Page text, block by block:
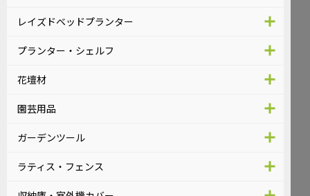
レイズドベッドプランター
プランター・シェルフ
花壇材
園芸用品
ガーデンツール
ラティス・フェンス